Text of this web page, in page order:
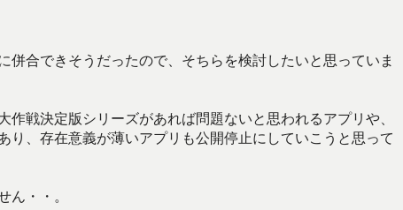
合できそうだったので、そちらを検討したいと思っていま
戦決定版シリーズがあれば問題ないと思われるアプリや、
、存在意義が薄いアプリも公開停止にしていこうと思って
・・。